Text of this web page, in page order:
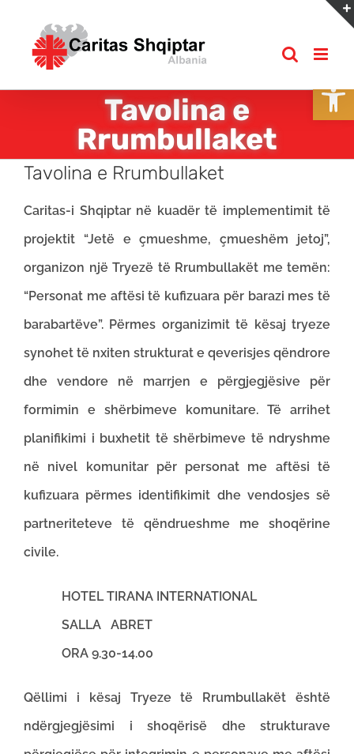
content
Tavolina e
Rrumbullaket
Tavolina e Rrumbullaket
Caritas-i Shqiptar në kuadër të implementimit të
projektit “Jetë e çmueshme, çmueshëm jetoj”,
organizon një Tryezë të Rrumbullakët me temën:
“Personat me aftësi të kufizuara për barazi mes të
barabartëve”. Përmes organizimit të kësaj tryeze
synohet të nxiten strukturat e qeverisjes qëndrore
dhe vendore në marrjen e përgjegjësive për
formimin e shërbimeve komunitare. Të arrihet
planifikimi i buxhetit të shërbimeve të ndryshme
në nivel komunitar për personat me aftësi të
kufizuara përmes identifikimit dhe vendosjes së
partneriteteve të qëndrueshme me shoqërine
civile.
HOTEL TIRANA INTERNATIONAL
SALLA ABRET
ORA 9.30-14.00
Qëllimi i kësaj Tryeze të Rrumbullakët është
ndërgjegjësimi i shoqërisë dhe strukturave